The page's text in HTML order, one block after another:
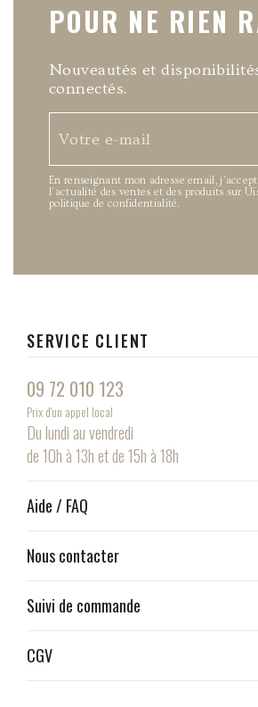
SERVICE CLIENT
09 72 010 123
Prix d'un appel local
Du lundi au vendredi
de 10h à 13h et de 15h à 18h
Aide / FAQ
Nous contacter
Suivi de commande
CGV
POUR NE RIEN
Nouveautés et
connectés.
En renseignant mon adresse email,
l’actualité des ventes et des produits sur
politique de confidentialité.